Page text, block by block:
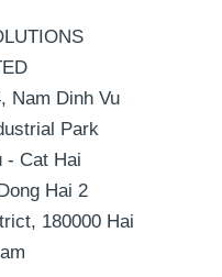
Nam Dinh Vu
Park
- Cat Hai
Hai 2
180000 Hai